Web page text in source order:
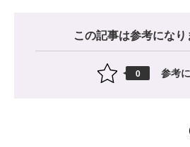
この記事は参考になり
0 参考